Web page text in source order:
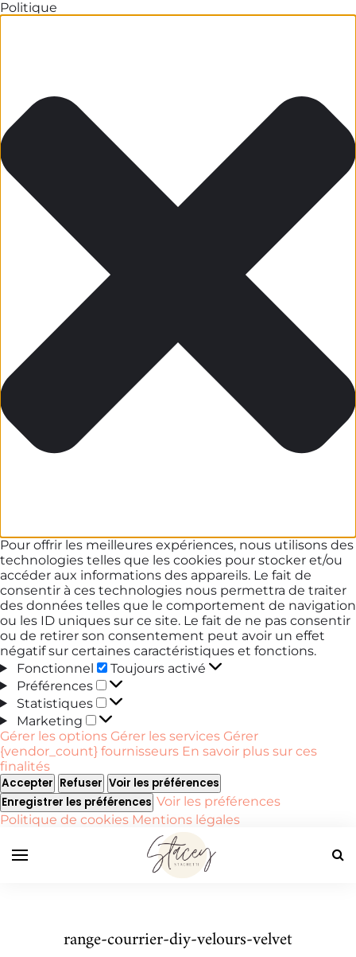
Politique
Pour offrir les meilleures expériences, nous utilisons des
technologies telles que les cookies pour stocker et/ou
accéder aux informations des appareils. Le fait de
consentir à ces technologies nous permettra de traiter
des données telles que le comportement de navigation
ou les ID uniques sur ce site. Le fait de ne pas consentir
ou de retirer son consentement peut avoir un effet
négatif sur certaines caractéristiques et fonctions.
Fonctionnel
Fonctionnel
Toujours activé
Préférences
Préférences
Statistiques
Statistiques
Marketing
Marketing
Gérer les options Gérer les services Gérer
{vendor_count} fournisseurs En savoir plus sur ces
finalités
Accepter Refuser Voir les préférences
Enregistrer les préférences Voir les préférences
Politique de cookies Mentions légales
range-courrier-diy-velours-velvet